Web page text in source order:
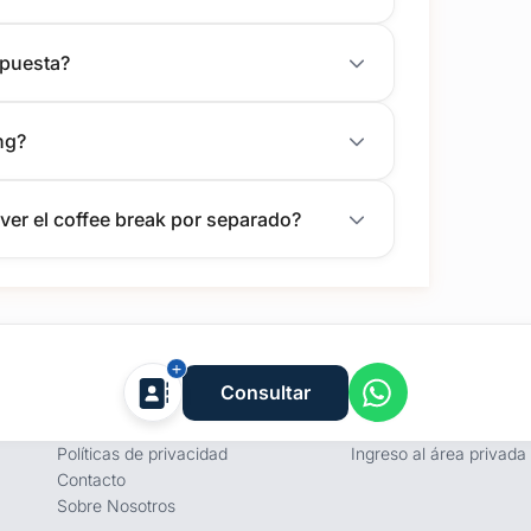
el coffee break por separado?
Consultar
Empresa
Términos y condiciones
Políticas de privacidad
Contacto
Sobre Nosotros
Proveedores
Registro de proveedores
Ingreso al área privada